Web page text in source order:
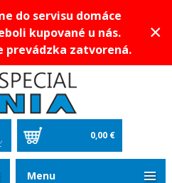
do servisu domáce
kupované u nás.
prevádzka zatvorená.
×
0,00 €
Menu